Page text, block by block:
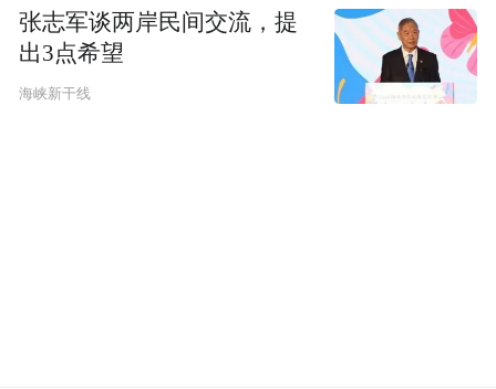
张志军谈两岸民间交流，提
出3点希望
海峡新干线